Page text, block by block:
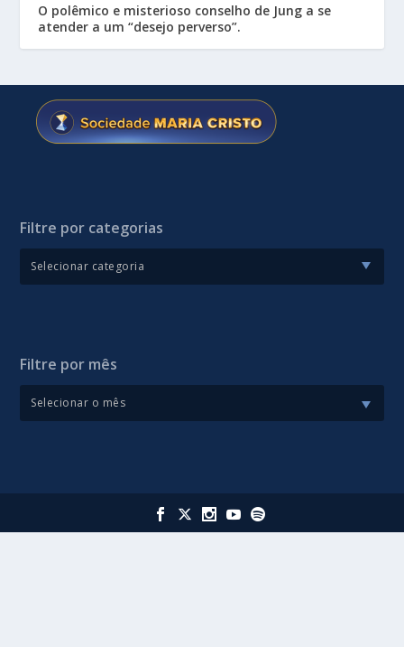
O polêmico e misterioso conselho de Jung a se
atender a um “desejo perverso”.
Filtre por categorias
Filtre por mês